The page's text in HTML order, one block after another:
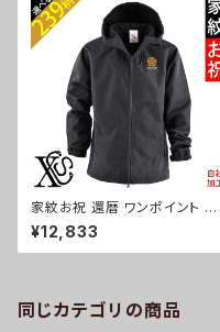
家紋お祝 還暦 ワンポイント 刺
繍 オリジナル シェル パーカー
メンズ 一重 防水 撥水 迷彩 防
風 ジャケットアウター 自社ブラ
菱 唐花 木瓜 蔦 桐 ori-am-jkt
5-b07-s
¥12,833
同じカテゴリの商品